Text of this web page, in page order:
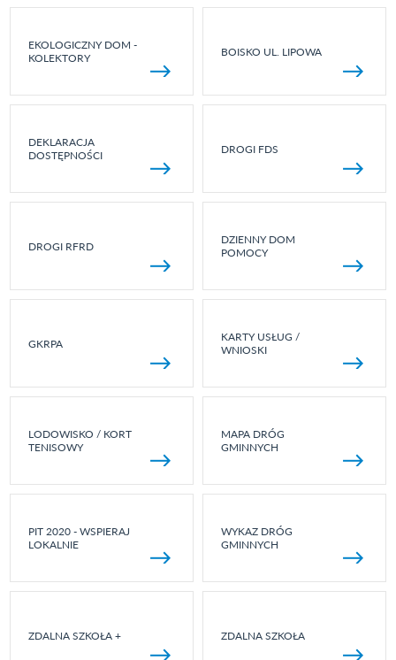
EKOLOGICZNY DOM -
KOLEKTORY
BOISKO UL. LIPOWA
DEKLARACJA
DOSTĘPNOŚCI
DROGI FDS
DROGI RFRD
DZIENNY DOM
POMOCY
GKRPA
KARTY USŁUG /
WNIOSKI
LODOWISKO / KORT
TENISOWY
MAPA DRÓG
GMINNYCH
PIT 2020 - WSPIERAJ
LOKALNIE
WYKAZ DRÓG
GMINNYCH
ZDALNA SZKOŁA + ZDALNA SZKOŁA